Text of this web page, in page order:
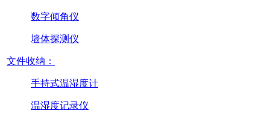
数字倾角仪
墙体探测仪
文件收纳：
手持式温湿度计
温湿度记录仪